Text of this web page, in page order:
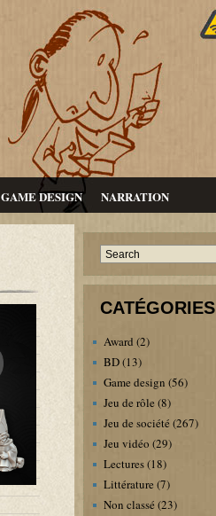
GAME DESIGN NARRATION
CATÉGORIES
Award (2)
BD(13)
Game design (56)
Jeu de rôle(8)
Jeu de société (267)
Jeu vidéo (29)
Lectures(18)
Littérature (7)
Non classé (23)